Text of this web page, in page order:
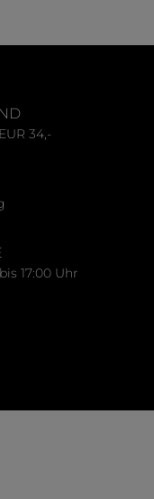
34,-
17:00 Uhr